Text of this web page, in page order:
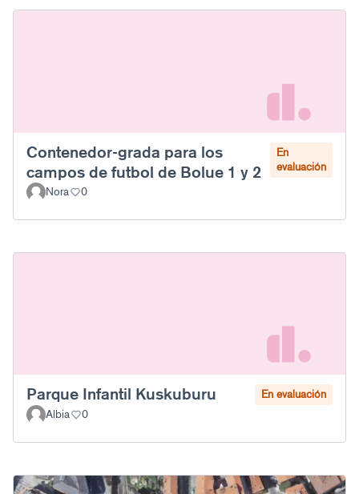
Contenedor-grada para los
campos de futbol de Bolue 1 y 2
En
evaluación
Nora
0
Parque Infantil Kuskuburu
En evaluación
Albia
0